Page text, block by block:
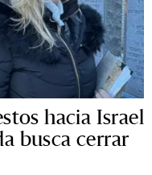
hacia Israel
busca cerrar